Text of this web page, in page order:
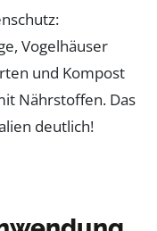
Vogelhäuser
und Kompost
Nährstoffen. Das
deutlich!